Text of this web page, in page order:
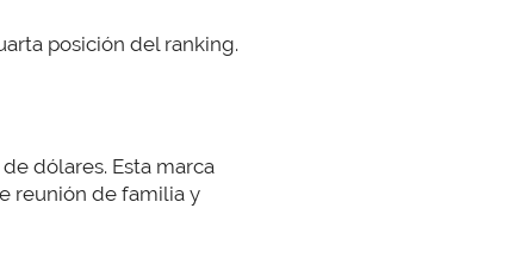
posición del ranking.
dólares. Esta marca
reunión de familia y